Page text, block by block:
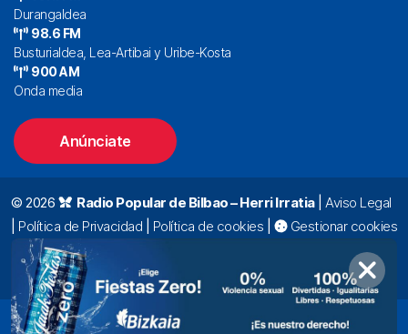
Durangaldea
98.6 FM
Busturialdea, Lea-Artibai y Uribe-Kosta
900 AM
Onda media
Anúnciate
© 2026 Radio Popular de Bilbao – Herri Irratia| Aviso Legal
Política de Privacidad Política de cookies
Gestionar cookies
Alda. Mazarredo, 47 – 7º 48009 Bilbao |
|
oyentes@radiopopular.com